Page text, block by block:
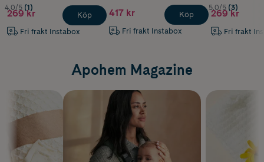
4.0/5 (1)
269 kr
Fri frakt Instabox
Köp 417 kr
Fri frakt Instabox
Köp
5.0/5 (3)
269 kr
Fri frakt
Apohem Magazine